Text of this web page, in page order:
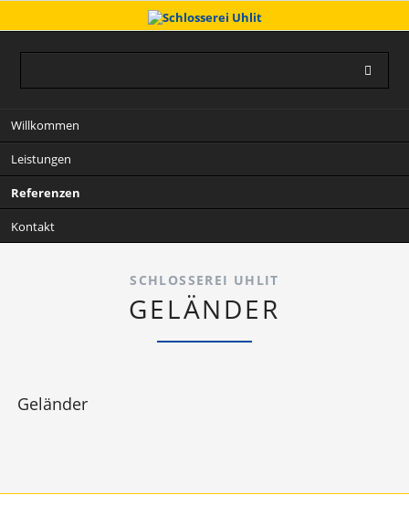
Navigation
überspringen
Willkommen
Leistungen
Referenzen
Kontakt
SCHLOSSEREI UHLIT
GELÄNDER
Geländer